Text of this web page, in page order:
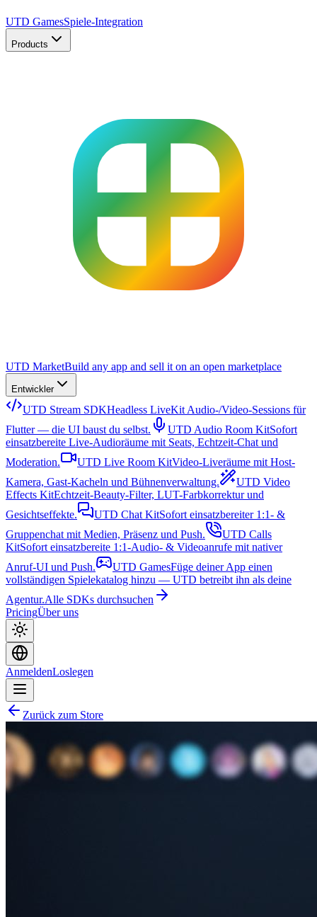
UTD GamesSpiele-Integration
Products
UTD MarketBuild any app and sell it on an open marketplace
Entwickler
UTD Stream SDKHeadless LiveKit Audio-/Video-Sessions für
Flutter — die UI baust du selbst.
UTD Audio Room KitSofort
einsatzbereite Live-Audioräume mit Seats, Echtzeit-Chat und
Moderation.
UTD Live Room KitVideo-Liveräume mit Host-
Kamera, Gast-Kacheln und Bühnenverwaltung.
UTD Video
Effects KitEchtzeit-Beauty-Filter, LUT-Farbkorrektur und
Gesichtseffekte.
UTD Chat KitSofort einsatzbereiter 1:1- &
Gruppenchat mit Medien, Präsenz und Push.
UTD Calls
KitSofort einsatzbereite 1:1-Audio- & Videoanrufe mit nativer
Anruf-UI und Push.
UTD GamesFüge deiner App einen
vollständigen Spielekatalog hinzu — UTD betreibt ihn als deine
Agentur.Alle SDKs durchsuchen
PricingÜber uns
AnmeldenLoslegen
Zurück zum Store